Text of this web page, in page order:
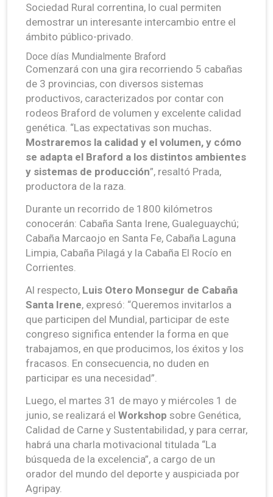
Sociedad Rural correntina, lo cual permiten
demostrar un interesante intercambio entre el
ámbito público-privado.
Doce días Mundialmente Braford
Comenzará con una gira recorriendo 5 cabañas
de 3 provincias, con diversos sistemas
productivos, caracterizados por contar con
rodeos Braford de volumen y excelente calidad
genética. “Las expectativas son muchas.
Mostraremos la calidad y el volumen, y cómo
se adapta el Braford a los distintos ambientes
y sistemas de producción”, resaltó Prada,
productora de la raza.
Durante un recorrido de 1800 kilómetros
conocerán: Cabaña Santa Irene, Gualeguaychú;
Cabaña Marcaojo en Santa Fe, Cabaña Laguna
Limpia, Cabaña Pilagá y la Cabaña El Rocío en
Corrientes.
Al respecto, Luis Otero Monsegur de Cabaña
Santa Irene, expresó: “Queremos invitarlos a
que participen del Mundial, participar de este
congreso significa entender la forma en que
trabajamos, en que producimos, los éxitos y los
fracasos. En consecuencia, no duden en
participar es una necesidad”.
Luego, el martes 31 de mayo y miércoles 1 de
junio, se realizará el Workshop sobre Genética,
Calidad de Carne y Sustentabilidad, y para cerrar,
habrá una charla motivacional titulada “La
búsqueda de la excelencia”, a cargo de un
orador del mundo del deporte y auspiciada por
Agripay.